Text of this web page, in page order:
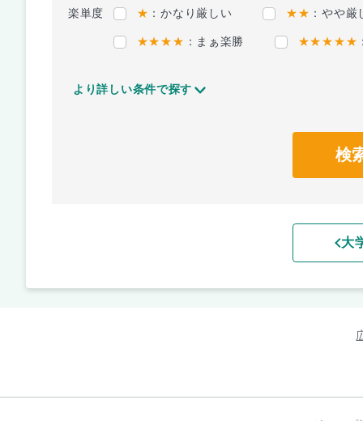
楽単度 ★ ：かなり厳しい ★★ ：やや厳
★★★★ ：まぁ楽勝 ★★★★★
より詳しい条件で探す
検
大